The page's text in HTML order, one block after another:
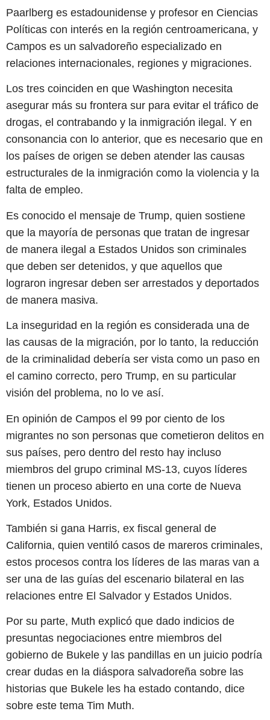
Paarlberg es estadounidense y profesor en Ciencias
Políticas con interés en la región centroamericana, y
Campos es un salvadoreño especializado en
relaciones internacionales, regiones y migraciones.
Los tres coinciden en que Washington necesita
asegurar más su frontera sur para evitar el tráfico de
drogas, el contrabando y la inmigración ilegal. Y en
consonancia con lo anterior, que es necesario que en
los países de origen se deben atender las causas
estructurales de la inmigración como la violencia y la
falta de empleo.
Es conocido el mensaje de Trump, quien sostiene
que la mayoría de personas que tratan de ingresar
de manera ilegal a Estados Unidos son criminales
que deben ser detenidos, y que aquellos que
lograron ingresar deben ser arrestados y deportados
de manera masiva.
La inseguridad en la región es considerada una de
las causas de la migración, por lo tanto, la reducción
de la criminalidad debería ser vista como un paso en
el camino correcto, pero Trump, en su particular
visión del problema, no lo ve así.
En opinión de Campos el 99 por ciento de los
migrantes no son personas que cometieron delitos en
sus países, pero dentro del resto hay incluso
miembros del grupo criminal MS-13, cuyos líderes
tienen un proceso abierto en una corte de Nueva
York, Estados Unidos.
También si gana Harris, ex fiscal general de
California, quien ventiló casos de mareros criminales,
estos procesos contra los líderes de las maras van a
ser una de las guías del escenario bilateral en las
relaciones entre El Salvador y Estados Unidos.
Por su parte, Muth explicó que dado indicios de
presuntas negociaciones entre miembros del
gobierno de Bukele y las pandillas en un juicio podría
crear dudas en la diáspora salvadoreña sobre las
historias que Bukele les ha estado contando, dice
sobre este tema Tim Muth.